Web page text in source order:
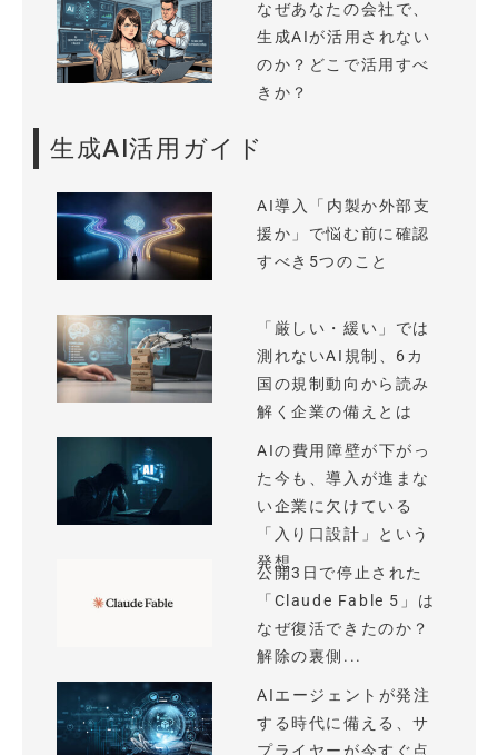
なぜあなたの会社で、
生成AIが活用されない
のか？どこで活用すべ
きか？
生成AI活用ガイド
AI導入「内製か外部支
援か」で悩む前に確認
すべき5つのこと
「厳しい・緩い」では
測れないAI規制、6カ
国の規制動向から読み
解く企業の備えとは
AIの費用障壁が下がっ
た今も、導入が進まな
い企業に欠けている
「入り口設計」という
発想
公開3日で停止された
「Claude Fable 5」は
なぜ復活できたのか？
解除の裏側...
AIエージェントが発注
する時代に備える、サ
プライヤーが今すぐ点